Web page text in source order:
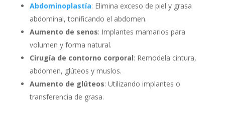
Abdominoplastía: Elimina exceso de piel y grasa
abdominal, tonificando el abdomen.
Aumento de senos: Implantes mamarios para
volumen y forma natural.
Cirugía de contorno corporal: Remodela cintura,
abdomen, glúteos y muslos.
Aumento de glúteos: Utilizando implantes o
transferencia de grasa.